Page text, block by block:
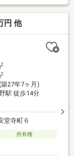
円 他
2
2
27年7ヶ月)
駅 徒歩14分
堂寺町６
所有権